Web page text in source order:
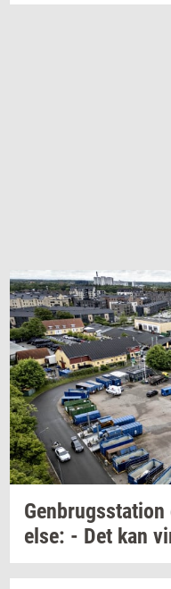
Gen­brugs­sta­tion
el­se: - Det kan